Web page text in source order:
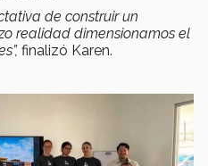
de construir un
realidad dimensionamos el
finalizó Karen.